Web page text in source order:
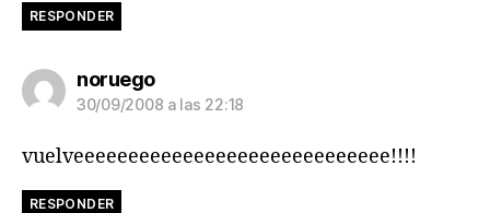
RESPONDER
noruegodice:
30/09/2008 a las 22:18
vuelveeeeeeeeeeeeeeeeeeeeeeeeeeeee!!!!
RESPONDER